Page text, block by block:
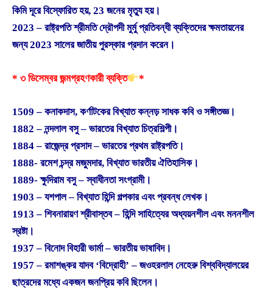
কিমি দূরে বিস্ফোরিত হয়, 23 জনের মৃত্যু হয়।
2023 – রাষ্ট্রপতি শ্রীমতি দ্রৌপদী মুর্মু প্রতিবন্ধী ব্যক্তিদের ক্ষমতায়নের
জন্য 2023 সালের জাতীয় পুরস্কার প্রদান করেন।
* ৩ ডিসেম্বর জন্মগ্রহণকারী ব্যক্তি *
1509 – কনাকদাস, কর্ণাটকের বিখ্যাত কন্নড় সাধক কবি ও সঙ্গীতজ্ঞ।
1882 – নন্দলাল বসু – ভারতের বিখ্যাত চিত্রশিল্পী।
1884 – রাজেন্দ্র প্রসাদ – ভারতের প্রথম রাষ্ট্রপতি।
1888- রমেশ চন্দ্র মজুমদার, বিখ্যাত ভারতীয় ঐতিহাসিক।
1889- ক্ষুদিরাম বসু – স্বাধীনতা সংগ্রামী।
1903 – যশপাল – বিখ্যাত হিন্দি গল্পকার এবং প্রবন্ধ লেখক।
1913 – শিবনারায়ণ শ্রীবাস্তব – হিন্দি সাহিত্যের অধ্যয়নশীল এবং মননশীল
স্রষ্টা।
1937 – বিনোদ বিহারী ভার্মা – ভারতীয় ভাষাবিদ।
1957 – রমাশঙ্কর যাদব ‘বিদ্রোহী’ – জওহরলাল নেহেরু বিশ্ববিদ্যালয়ের
ছাত্রদের মধ্যে একজন জনপ্রিয় কবি ছিলেন।